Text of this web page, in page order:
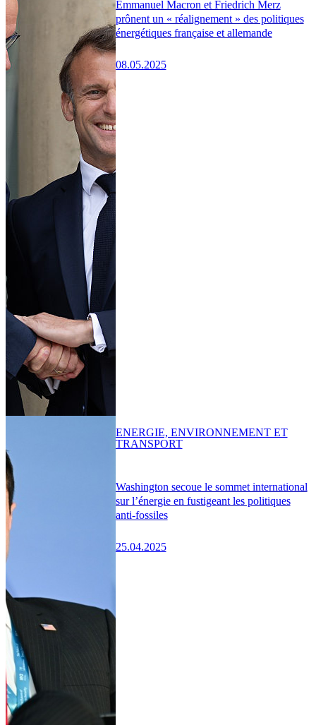
Emmanuel Macron et Friedrich Merz
prônent un « réalignement » des politiques
énergétiques française et allemande
08.05.2025
Washington secoue le sommet international
sur l’énergie en fustigeant les politiques
anti-fossiles
25.04.2025
ENERGIE, ENVIRONNEMENT ET
TRANSPORT